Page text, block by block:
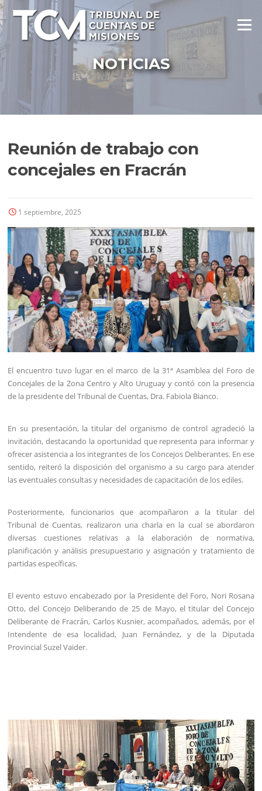
Ir
al
contenido
Menú
NOTICIAS
Reunión de trabajo con
concejales en Fracrán
1 septiembre, 2025
El encuentro tuvo lugar en el marco de la 31ª Asamblea del Foro de
Concejales de la Zona Centro y Alto Uruguay y contó con la presencia
de la presidente del Tribunal de Cuentas, Dra. Fabiola Bianco.
En su presentación, la titular del organismo de control agradeció la
invitación, destacando la oportunidad que representa para informar y
ofrecer asistencia a los integrantes de los Concejos Deliberantes. En ese
sentido, reiteró la disposición del organismo a su cargo para atender
las eventuales consultas y necesidades de capacitación de los ediles.
Posteriormente, funcionarios que acompañaron a la titular del
Tribunal de Cuentas, realizaron una charla en la cual se abordaron
diversas cuestiones relativas a la elaboración de normativa,
planificación y análisis presupuestario y asignación y tratamiento de
partidas específicas.
El evento estuvo encabezado por la Presidente del Foro, Nori Rosana
Otto, del Concejo Deliberando de 25 de Mayo, el titular del Concejo
Deliberante de Fracrán, Carlos Kusnier, acompañados, además, por el
Intendente de esa localidad, Juan Fernández, y de la Diputada
Provincial Suzel Vaider.